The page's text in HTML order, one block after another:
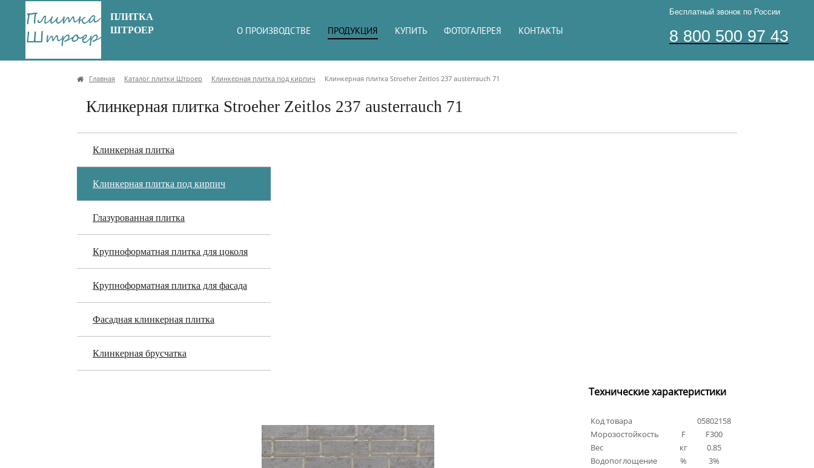
ПЛИТКА
ШТРОЕР
О ПРОИЗВОДСТВЕ ПРОДУКЦИЯ КУПИТЬ ФОТОГАЛЕРЕЯ КОНТАКТЫ
Бесплатный звонок по России
8 800 500 97 43
Главная Каталог плитки Штроер Клинкерная плитка под кирпич Клинкерная плитка Stroeher Zeitlos 237 austerrauch 71
Клинкерная плитка Stroeher Zeitlos 237 austerrauch 71
Клинкерная плитка
Клинкерная плитка под кирпич
Глазурованная плитка
Крупноформатная плитка для цоколя
Крупноформатная плитка для фасада
Фасадная клинкерная плитка
Клинкерная брусчатка
Технические характеристики
Код товара
05802158
Морозостойкость
F
F300
Вес
кг
0.85
Водопоглощение
%
3%